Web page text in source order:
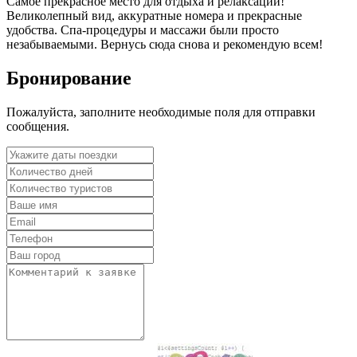
Великолепный вид, аккуратные номера и прекрасные
удобства. Спа-процедуры и массажи были просто
незабываемыми. Вернусь сюда снова и рекомендую всем!
Бронирование
Пожалуйста, заполните необходимые поля для отправки
сообщения.